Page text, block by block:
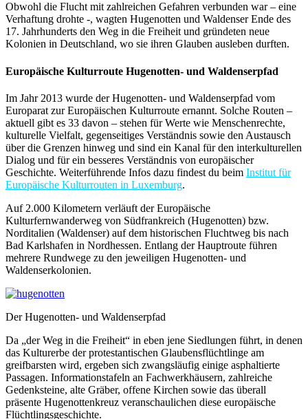
Obwohl die Flucht mit zahlreichen Gefahren verbunden war – eine
Verhaftung drohte -, wagten Hugenotten und Waldenser Ende des
17. Jahrhunderts den Weg in die Freiheit und gründeten neue
Kolonien in Deutschland, wo sie ihren Glauben ausleben durften.
Europäische Kulturroute Hugenotten- und Waldenserpfad
Im Jahr 2013 wurde der Hugenotten- und Waldenserpfad vom
Europarat zur Europäischen Kulturroute ernannt. Solche Routen –
aktuell gibt es 33 davon – stehen für Werte wie Menschenrechte,
kulturelle Vielfalt, gegenseitiges Verständnis sowie den Austausch
über die Grenzen hinweg und sind ein Kanal für den interkulturellen
Dialog und für ein besseres Verständnis von europäischer
Geschichte. Weiterführende Infos dazu findest du beim Institut für
Europäische Kulturrouten in Luxemburg.
Auf 2.000 Kilometern verläuft der Europäische
Kulturfernwanderweg von Südfrankreich (Hugenotten) bzw.
Norditalien (Waldenser) auf dem historischen Fluchtweg bis nach
Bad Karlshafen in Nordhessen. Entlang der Hauptroute führen
mehrere Rundwege zu den jeweiligen Hugenotten- und
Waldenserkolonien.
Der Hugenotten- und Waldenserpfad
Da „der Weg in die Freiheit“ in eben jene Siedlungen führt, in denen
das Kulturerbe der protestantischen Glaubensflüchtlinge am
greifbarsten wird, ergeben sich zwangsläufig einige asphaltierte
Passagen. Informationstafeln an Fachwerkhäusern, zahlreiche
Gedenksteine, alte Gräber, offene Kirchen sowie das überall
präsente Hugenottenkreuz veranschaulichen diese europäische
Flüchtlingsgeschichte.